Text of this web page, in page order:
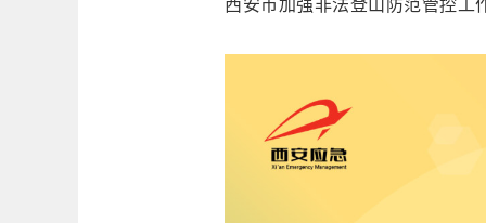
西安市加强非法登山防范管控工